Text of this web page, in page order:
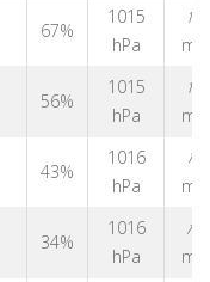
67%
1015
hPa
↑
m/s
56%
1015
hPa
↑
m/s
43%
1016
hPa
↑
m/s
34%
1016
hPa
↑
m/s